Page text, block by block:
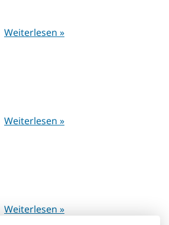
Weiterlesen »
Weiterlesen »
Weiterlesen »